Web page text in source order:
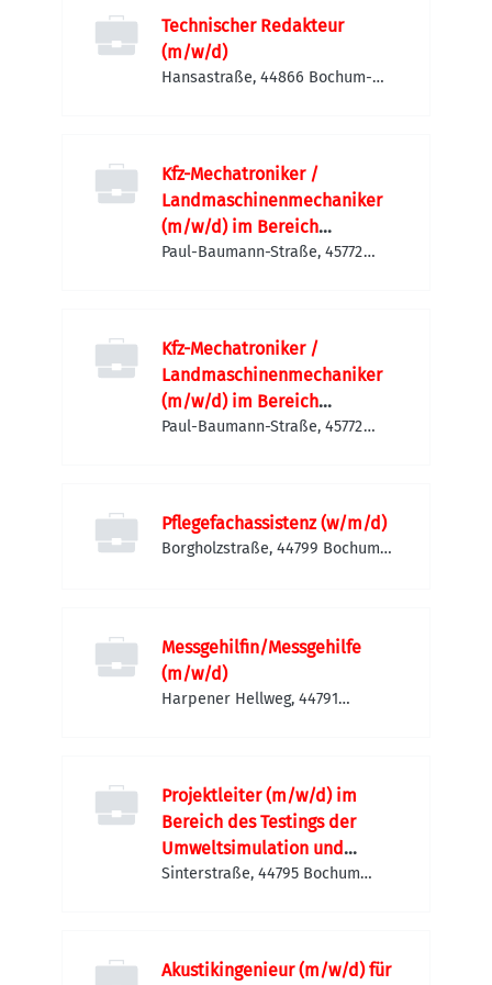
Technischer Redakteur
(m/w/d)
Hansastraße, 44866 Bochum-
Kfz-Mechatroniker /
Landmaschinenmechaniker
(m/w/d) im Bereich
Staplerwerkstatt
Paul-Baumann-Straße, 45772
Kfz-Mechatroniker /
Landmaschinenmechaniker
(m/w/d) im Bereich
Staplerwerkstatt
Paul-Baumann-Straße, 45772
Pflegefachassistenz (w/m/d)
Borgholzstraße, 44799 Bochum
Messgehilfin/Messgehilfe
(m/w/d)
Harpener Hellweg, 44791
Projektleiter (m/w/d) im
Bereich des Testings der
Umweltsimulation und
Schwingungstechnik
Sinterstraße, 44795 Bochum
Akustikingenieur (m/w/d) für